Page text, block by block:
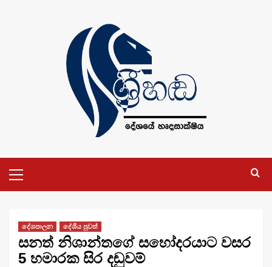
Menu
දේශපාලන දේශීය පුවත්
සනත් නිශාන්තගේ සහෝදරයාට වසර
5 හමාරක සිර දඬුවම්